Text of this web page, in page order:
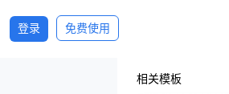
登录 免费使用
相关模板